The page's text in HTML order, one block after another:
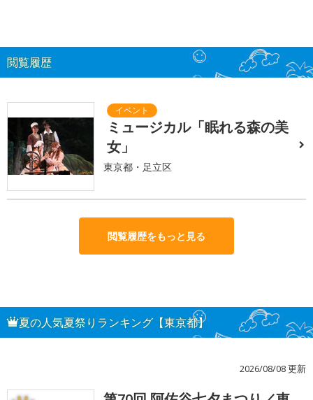
閲覧履歴
ミュージカル「眠れる森の美
女」
東京都・足立区
閲覧履歴をもっと見る
夏の人気夏祭りランキング【東京都】
2026/08/08 更新